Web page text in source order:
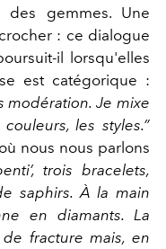
gemmes. Une
: ce dialogue
il lorsqu'elles
est catégorique :
modération. Je mixe
les styles.”
nous nous parlons
trois bracelets,
saphirs. À la main
en diamants. La
fracture mais, en